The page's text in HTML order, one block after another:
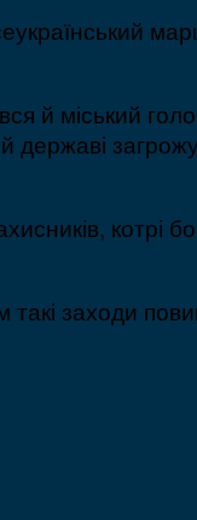
й міський
державі
котрі
заходи